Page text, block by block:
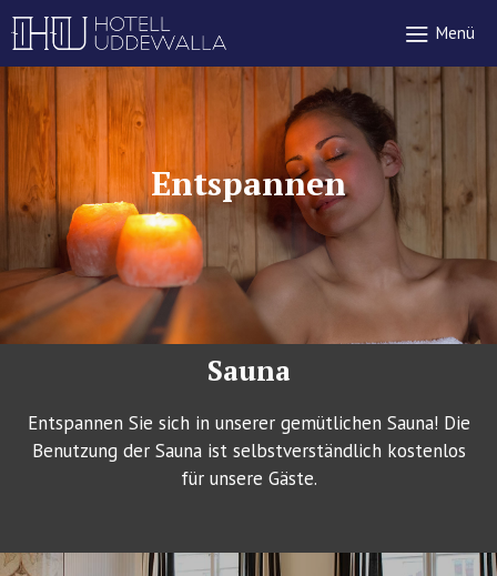
Zum
Inhalt
springen
Menü
Entspannen
Sauna
Entspannen Sie sich in unserer gemütlichen Sauna! Die
Benutzung der Sauna ist selbstverständlich kostenlos
für unsere Gäste.